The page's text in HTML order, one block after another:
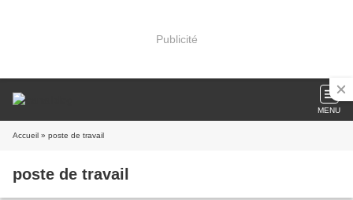
Publicité
MENU
Accueil » poste de travail
poste de travail